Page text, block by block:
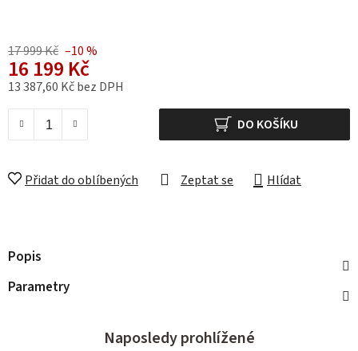
17 999 Kč –10 %
16 199 Kč
13 387,60 Kč bez DPH
DO KOŠÍKU
Zeptat se Hlídat
Přidat do oblíbených
Popis
Parametry
Naposledy prohlížené